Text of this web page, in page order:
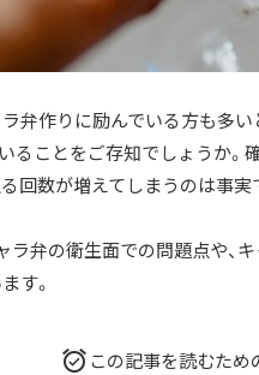
弁作りに励んでいる方も多
ることをご存知でしょうか。
回数が増えてしまうのは事実
ラ弁の衛生面での問題点や、
す。
この記事を読むため